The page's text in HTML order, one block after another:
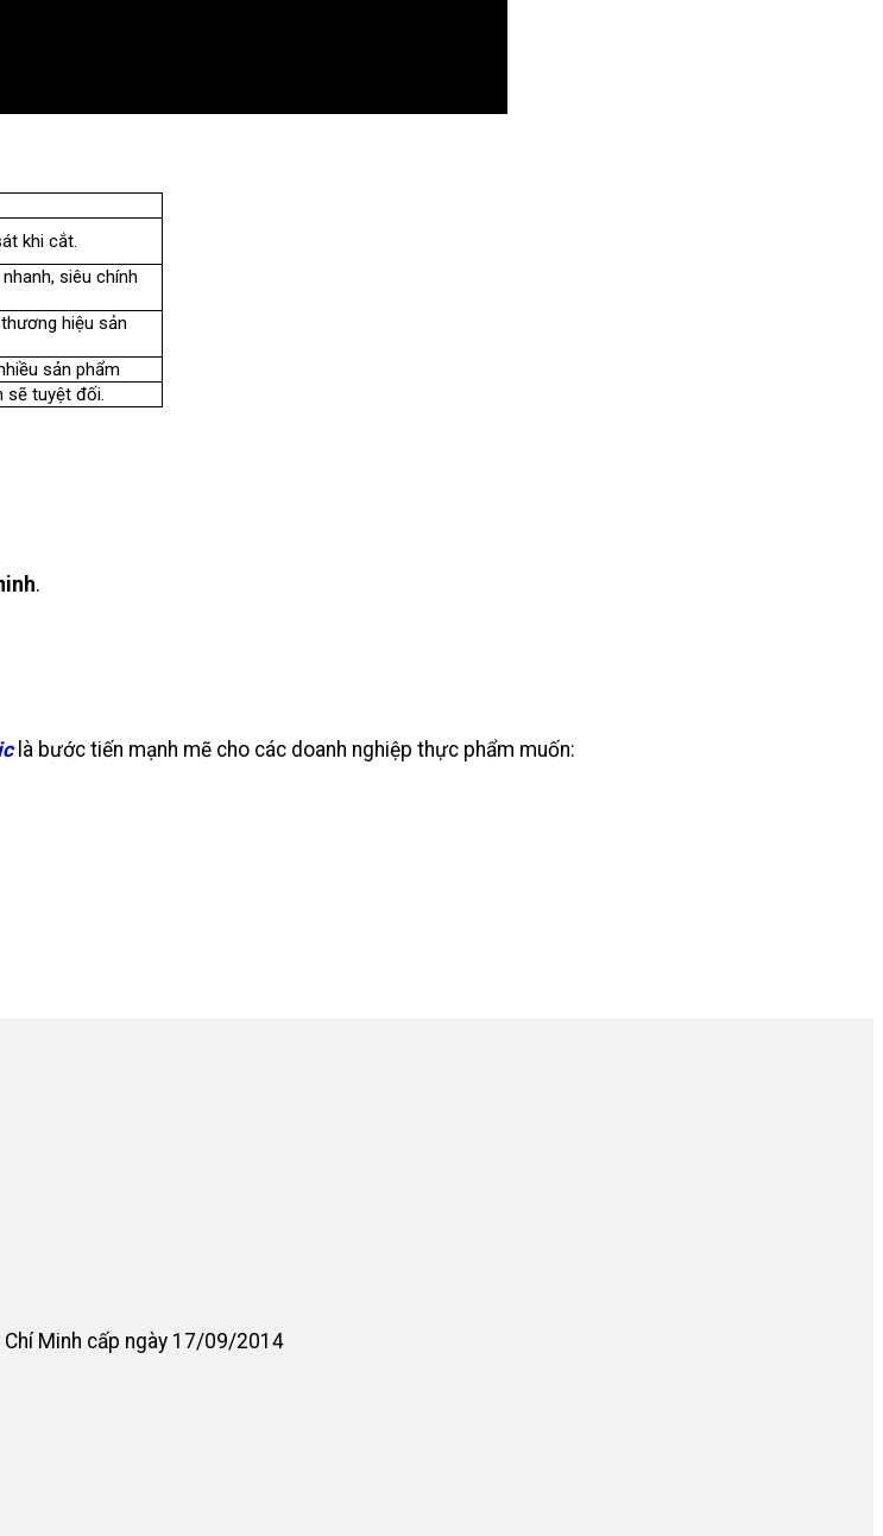
khi cắt.
siêu chính
hiệu sản
sản phẩm
sẽ tuyệt đối.
.
là bước tiến mạnh mẽ cho các doanh nghiệp thực phẩm muốn:
Chí Minh cấp ngày 17/09/2014